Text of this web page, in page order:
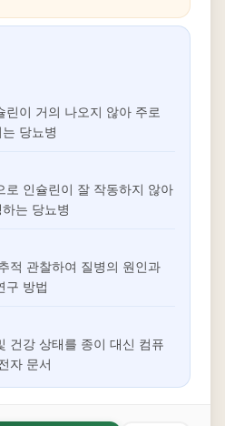
린이 거의 나오지 않아 주로
당뇨병
로 인슐린이 잘 작동하지 않아
는 당뇨병
적 관찰하여 질병의 원인과
구 방법
건강 상태를 종이 대신 컴퓨
자 문서